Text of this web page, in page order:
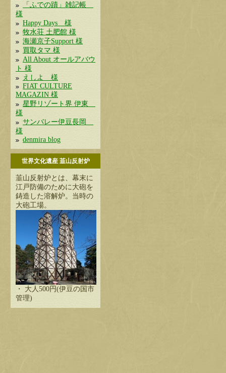
「ふでの蹟」雑記帳
様
Happy Days 様
牧水荘 土肥館 様
海瀬京子Support 様
買取タマ 様
All About オールアバウ
ト 様
えしよ 様
FIAT CULTURE
MAGAZIN 様
星野リゾート界 伊東
様
サンバレー伊豆長岡
様
denmira blog
世界文化遺産 韮山反射炉
韮山反射炉とは、幕末に
江戸防備のために大砲を
鋳造した溶解炉。当時の
大砲工場。
・ 大人500円(伊豆の国市
管理)